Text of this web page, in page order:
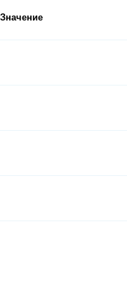
Значение